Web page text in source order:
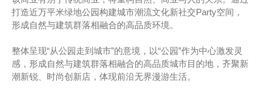
打造近万平米绿地公园构建城市潮流文化新社交Party空间，
形成自然与建筑群落相融合的高品质环境。
整体呈现“从公园走到城市”的意境，以“公园”作为中心激发灵
感，形成自然与建筑群落相融合的高品质城市目的地，齐聚新
潮新锐、时尚创新店，体现前沿无界漫游生活。